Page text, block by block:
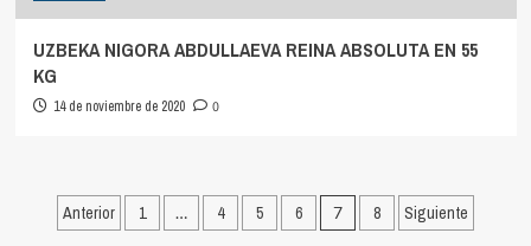
UZBEKA NIGORA ABDULLAEVA REINA ABSOLUTA EN 55
KG
14 de noviembre de 2020 0
Paginación
Anterior 1 … 4 5 6 7 8 Siguiente